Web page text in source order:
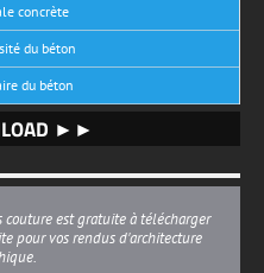
concrète
du béton
du béton
►►
couture est gratuite à télécharger
pour vos rendus d'architecture